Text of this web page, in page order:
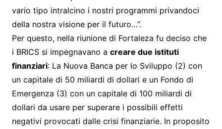
vario tipo intralcino i nostri programmi privandoci
della nostra visione per il futuro…”.
Per questo, nella riunione di Fortaleza fu deciso che
i BRICS si impegnavano a creare due istituti
finanziari: La Nuova Banca per lo Sviluppo (2) con
un capitale di 50 miliardi di dollari e un Fondo di
Emergenza (3) con un capitale di 100 miliardi di
dollari da usare per superare i possibili effetti
negativi provocati dalle crisi finanziarie. In proposito